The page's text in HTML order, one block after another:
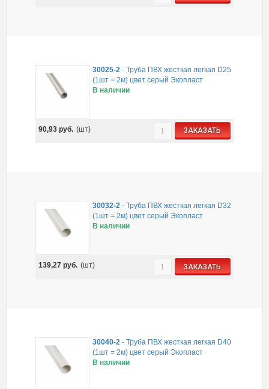
30025-2 -Труба ПВХ жесткая легкая D25
(1шт = 2м) цвет серый Экопласт
В наличии
90,93руб. (шт) ЗАКАЗАТЬ
30032-2 -Труба ПВХ жесткая легкая D32
(1шт = 2м) цвет серый Экопласт
В наличии
139,27руб. (шт) ЗАКАЗАТЬ
30040-2 -Труба ПВХ жесткая легкая D40
(1шт = 2м) цвет серый Экопласт
В наличии